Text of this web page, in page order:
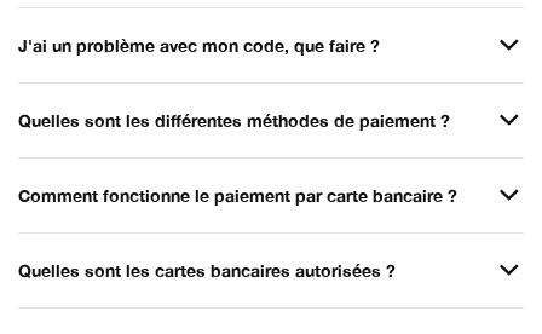
J'ai un problème avec mon code, que faire ?
Quelles sont les différentes méthodes de paiement ?
Comment fonctionne le paiement par carte bancaire ?
Quelles sont les cartes bancaires autorisées ?